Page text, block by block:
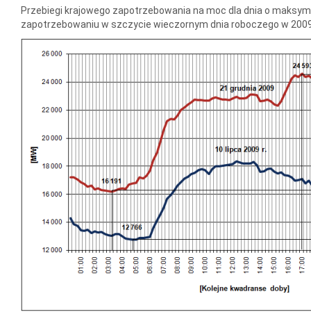
Przebiegi krajowego zapotrzebowania na moc dla dnia o
zapotrzebowaniu w szczycie wieczornym dnia roboczego w